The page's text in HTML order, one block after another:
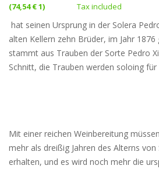
(74,54 € 1) Tax included
hat seinen Ursprung in der Solera
alten Kellern zehn Brüder, im Jahr
stammt aus Trauben der Sorte Pedro
Schnitt, die Trauben werden soloing für
Mit einer reichen Weinbereitung
mehr als dreißig Jahren des Alterns
erhalten, und es wird noch mehr die